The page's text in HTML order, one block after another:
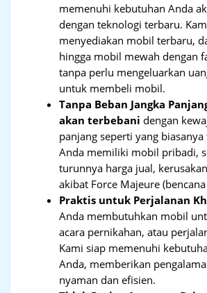
memenuhi kebutuhan Anda
dengan teknologi terbaru.
menyediakan mobil terbaru,
hingga mobil mewah dengan
tanpa perlu mengeluarkan
untuk membeli mobil.
Tanpa Beban Jangka
akan terbebani dengan
panjang seperti yang
Anda memiliki mobil pribadi,
turunnya harga jual,
akibat Force Majeure
Praktis untuk Perjalanan
Anda membutuhkan mobil
acara pernikahan, atau
Kami siap memenuhi
Anda, memberikan
nyaman dan efisien.